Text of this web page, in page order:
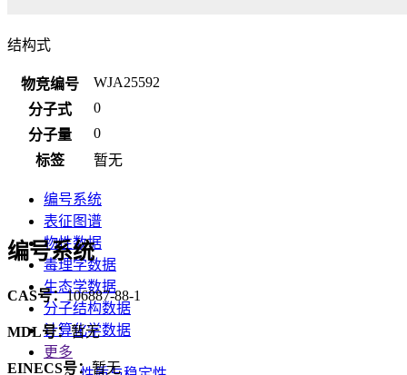
结构式
物竞编号
WJA25592
分子式
0
分子量
0
标签
暂无
编号系统
表征图谱
物性数据
毒理学数据
生态学数据
分子结构数据
计算化学数据
更多
编号系统
CAS号：106887-88-1
MDL号：暂无
EINECS号：暂无